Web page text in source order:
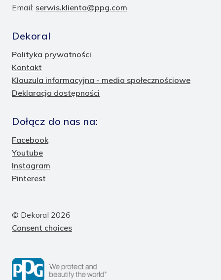
Email: serwis.klienta@ppg.com
Dekoral
Polityka prywatności
Kontakt
Klauzula informacyjna - media społecznościowe
Deklaracja dostępności
Dołącz do nas na:
Facebook
Youtube
Instagram
Pinterest
© Dekoral 2026
Consent choices